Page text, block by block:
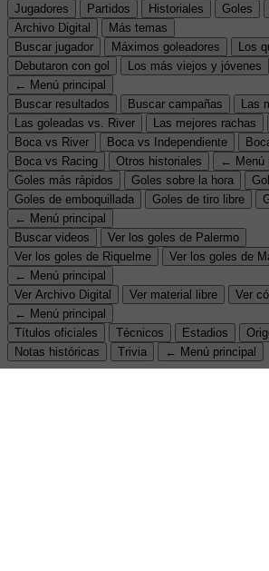
Jugadores
Partidos Historiales Goles
Archivo Digital
Más temas
Buscar jugador
Máximos goleadores
Los
Debutaron con gol
Los más viejos y jóvenes
← Menú principal
Buscar resultados
Buscar campañas
Las
Las goleadas vs. River
Las mejores rachas
Boca vs River
Boca vs Independiente
Boca vs Racing
Otros historiales
← Menú
Goles más rápidos
Goles sobre la hora
Goles de emboquillada
Goles de tiro libre
← Menú principal
Buscar videos
Ver los goles de Palermo
Ver los goles de Riquelme
Ver los goles de
← Menú principal
Ver Archivo Digital
Ver material libre
Ver
← Menú principal
Títulos oficiales
Técnicos Estadios
Notas históricas
Trivia ← Menú principal